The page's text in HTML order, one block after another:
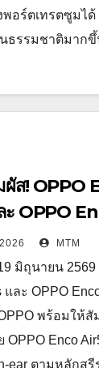
อร์ตเทรตซูมได้
นธรรมชาติมาก
ผัส! OPPO
OPPO
ด มาพร้อม
หมือนไม่ได้
MTM
มิถุนายน
และ OPPO
พร้อมให้
OPPO Enco
ear ตามหลักส